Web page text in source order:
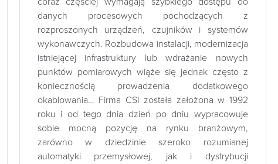
danych procesowych pochodzących z
rozproszonych urządzeń, czujników i systemów
wykonawczych. Rozbudowa instalacji, modernizacja
istniejącej infrastruktury lub wdrażanie nowych
punktów pomiarowych wiąże się jednak często z
koniecznością prowadzenia dodatkowego
okablowania… Firma CSI została założona w 1992
roku i od tego dnia dzień po dniu wypracowuje
sobie mocną pozycję na rynku branżowym,
zarówno w dziedzinie szeroko rozumianej
automatyki przemysłowej, jak i dystrybucji